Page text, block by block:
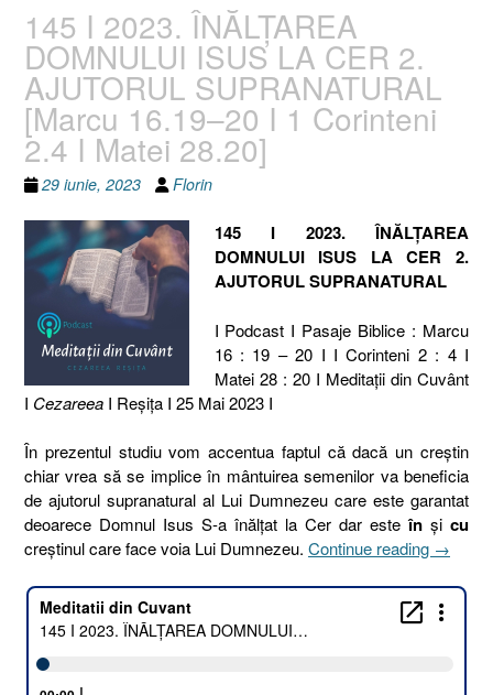
145 I 2023. ÎNĂLȚAREA
DOMNULUI ISUS LA CER 2.
AJUTORUL SUPRANATURAL
[Marcu 16.19–20 I 1 Corinteni
2.4 I Matei 28.20]
29 iunie, 2023 Florin
145 I 2023. ÎNĂLȚAREA
DOMNULUI ISUS LA CER 2.
AJUTORUL SUPRANATURAL
I Podcast I Pasaje Biblice : Marcu
16 : 19 – 20 I I Corinteni 2 : 4 I
Matei 28 : 20 I Meditaţii din Cuvânt
I Cezareea I Reşiţa I 25 Mai 2023 I
În prezentul studiu vom accentua faptul că dacă un creștin
chiar vrea să se implice în mântuirea semenilor va beneficia
de ajutorul supranatural al Lui Dumnezeu care este garantat
deoarece Domnul Isus S-a înălțat la Cer dar esteîn și cu
creștinul care face voia Lui Dumnezeu. Continue reading „145
2023.
→